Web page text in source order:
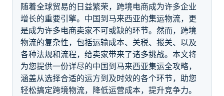
随着全球贸易的日益繁荣，跨境电商成为许多企业
增长的重要引擎。中国到马来西亚的集运物流，更
是成为许多电商卖家不可或缺的环节。然而，跨境
物流的复杂性，包括运输成本、关税、报关、以及
各种法规和流程，给卖家带来了诸多挑战。本文将
为您提供一份详尽的中国到马来西亚集运全攻略，
涵盖从选择合适的运方到及时效的各个环节，助您
轻松搞定跨境物流，降低运营成本，提升竞争力。